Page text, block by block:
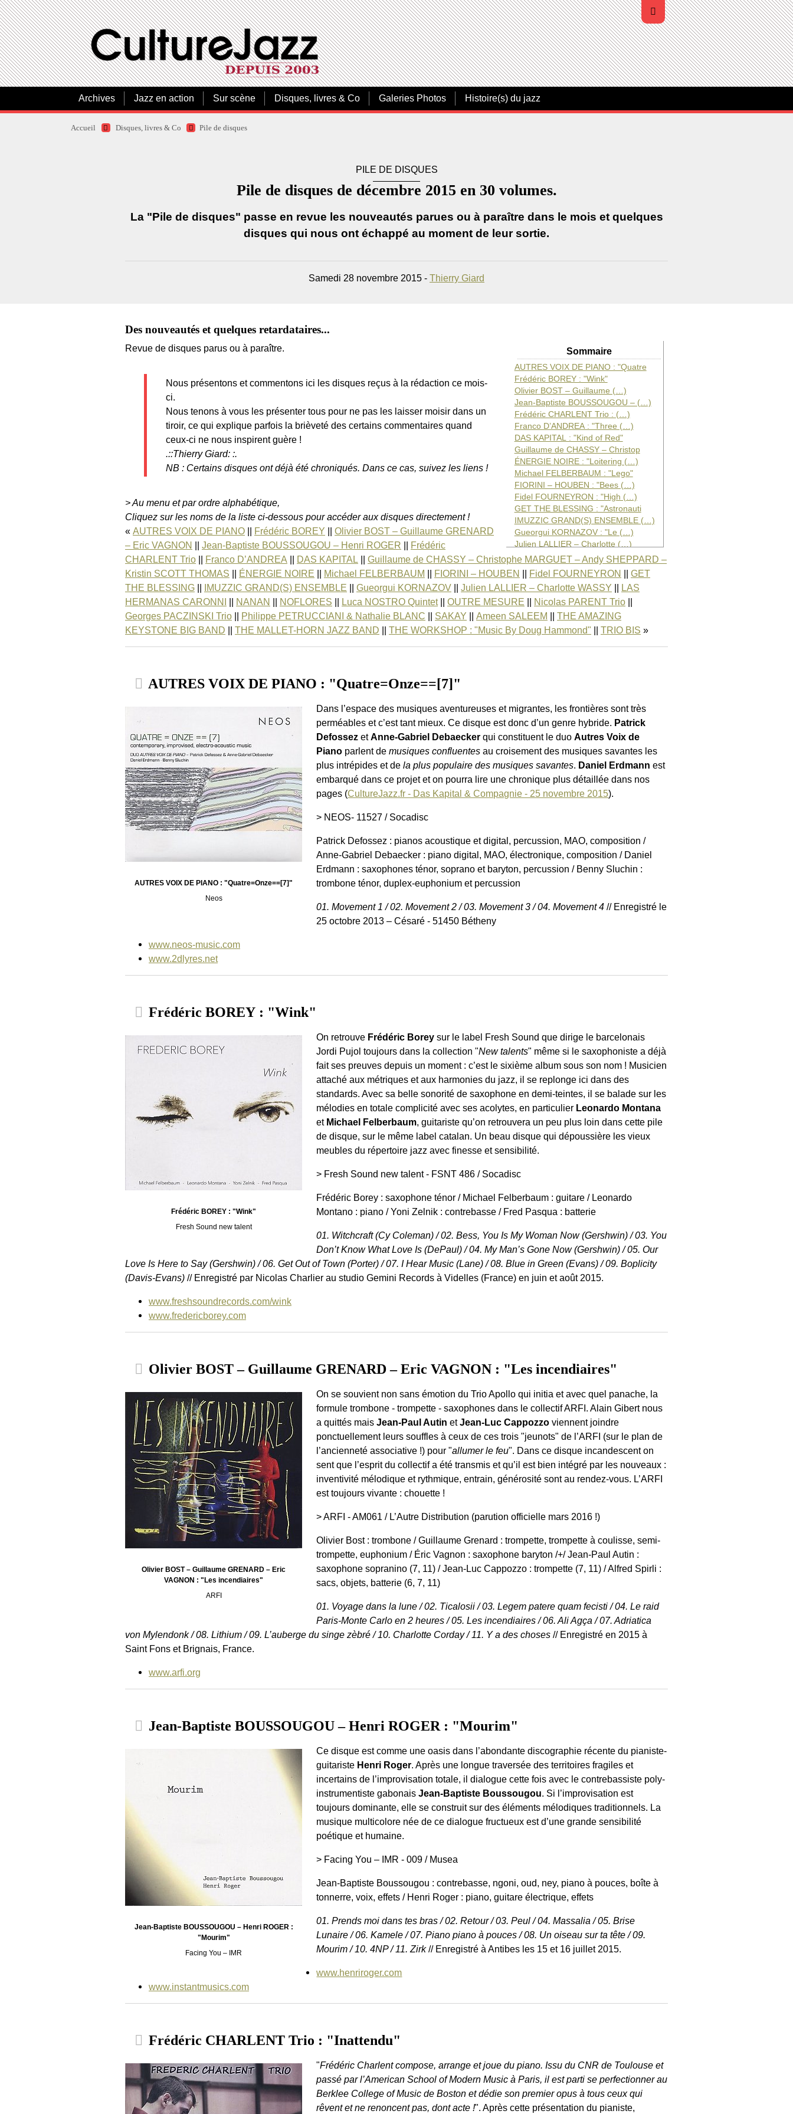
Archives Jazz en action Sur scène Disques, livres & Co Galeries Photos Histoire(s) du jazz
Accueil Disques, livres & Co Pile de disques
PILE DE DISQUES
Pile de disques de décembre 2015 en 30 volumes.
La "Pile de disques" passe en revue les nouveautés parues ou à paraître dans le mois et quelques
disques qui nous ont échappé au moment de leur sortie.
Samedi 28 novembre 2015 - Thierry Giard
Des nouveautés et quelques retardataires...
Sommaire
AUTRES VOIX DE PIANO : "Quatre
Frédéric BOREY : "Wink"
Olivier BOST – Guillaume (…)
Jean-Baptiste BOUSSOUGOU – (…)
Frédéric CHARLENT Trio : (…)
Franco D’ANDREA : "Three (…)
DAS KAPITAL : "Kind of Red"
Guillaume de CHASSY – Christop
ÉNERGIE NOIRE : "Loitering (…)
Michael FELBERBAUM : "Lego"
FIORINI – HOUBEN : "Bees (…)
Fidel FOURNEYRON : "High (…)
GET THE BLESSING : "Astronauti
IMUZZIC GRAND(S) ENSEMBLE (…)
Gueorgui KORNAZOV : "Le (…)
Julien LALLIER – Charlotte (…)
LAS HERMANAS CARONNI : "Navega
NOFLORES : "Let Them Come"
Luca NOSTRO Quintet : "Are (…)
OUTRE MESURE : "La Ligne (…)
Nicolas PARENT Trio : "Tori"
Georges PACZINSKI Trio : (…)
TRIO BIS : "Live"
Revue de disques parus ou à paraître.
Nous présentons et commentons ici les disques reçus à la rédaction ce mois-
ci.
Nous tenons à vous les présenter tous pour ne pas les laisser moisir dans un
tiroir, ce qui explique parfois la brièveté des certains commentaires quand
ceux-ci ne nous inspirent guère !
.::Thierry Giard: :.
NB : Certains disques ont déjà été chroniqués. Dans ce cas, suivez les liens !
> Au menu et par ordre alphabétique,
Cliquez sur les noms de la liste ci-dessous pour accéder aux disques directement !
AUTRES VOIX DE PIANO
Frédéric BOREY
Olivier BOST – Guillaume GRENARD
– Eric VAGNON
Jean-Baptiste BOUSSOUGOU – Henri ROGER
Frédéric
CHARLENT Trio
Franco D’ANDREA DAS KAPITAL
Guillaume de CHASSY – Christophe MARGUET – Andy SHEPPARD –
Kristin SCOTT THOMAS
ÉNERGIE NOIRE Michael FELBERBAUM FIORINI – HOUBEN Fidel FOURNEYRON
GET
THE BLESSING
IMUZZIC GRAND(S) ENSEMBLE Gueorgui KORNAZOV Julien LALLIER – Charlotte WASSY
LAS
HERMANAS CARONNI
NANAN NOFLORES Luca NOSTRO Quintet|| OUTRE MESURE Nicolas PARENT Trio
Georges PACZINSKI Trio
Philippe PETRUCCIANI & Nathalie BLANC SAKAY Ameen SALEEM
THE AMAZING
KEYSTONE BIG BAND
THE MALLET-HORN JAZZ BAND THE WORKSHOP : "Music By Doug Hammond" TRIO BIS
AUTRES VOIX DE PIANO : "Quatre=Onze==[7]"
AUTRES VOIX DE PIANO : "Quatre=Onze==[7]"
Neos
Dans l’espace des musiques aventureuses et migrantes, les frontières sont très
perméables et c’est tant mieux. Ce disque est donc d’un genre hybride. Patrick
Defossez etAnne-Gabriel Debaecker qui constituent le duoAutres Voix de
Piano parlent demusiques confluentes au croisement des musiques savantes les
plus intrépides et dela plus populaire des musiques savantes. Daniel Erdmann est
embarqué dans ce projet et on pourra lire une chronique plus détaillée dans nos
pages (CultureJazz.fr - Das Kapital & Compagnie - 25 novembre 2015).
> NEOS- 11527 / Socadisc
Patrick Defossez : pianos acoustique et digital, percussion, MAO, composition /
Anne-Gabriel Debaecker : piano digital, MAO, électronique, composition / Daniel
Erdmann : saxophones ténor, soprano et baryton, percussion / Benny Sluchin :
trombone ténor, duplex-euphonium et percussion
01. Movement 1 / 02. Movement 2 / 03. Movement 3 / 04. Movement 4// Enregistré le
25 octobre 2013 – Césaré - 51450 Bétheny
www.neos-music.com
www.2dlyres.net
Frédéric BOREY : "Wink"
Frédéric BOREY : "Wink"
Fresh Sound new talent
On retrouve Frédéric Borey sur le label Fresh Sound que dirige le barcelonais
Jordi Pujol toujours dans la collection "New talents" même si le saxophoniste a déjà
fait ses preuves depuis un moment : c’est le sixième album sous son nom ! Musicien
attaché aux métriques et aux harmonies du jazz, il se replonge ici dans des
standards. Avec sa belle sonorité de saxophone en demi-teintes, il se balade sur les
mélodies en totale complicité avec ses acolytes, en particulier Leonardo Montana
et Michael Felberbaum, guitariste qu’on retrouvera un peu plus loin dans cette pile
de disque, sur le même label catalan. Un beau disque qui dépoussière les vieux
meubles du répertoire jazz avec finesse et sensibilité.
> Fresh Sound new talent - FSNT 486 / Socadisc
Frédéric Borey : saxophone ténor / Michael Felberbaum : guitare / Leonardo
Montano : piano / Yoni Zelnik : contrebasse / Fred Pasqua : batterie
01. Witchcraft (Cy Coleman) / 02. Bess, You Is My Woman Now (Gershwin) / 03. You
Don’t Know What Love Is (DePaul) / 04. My Man’s Gone Now (Gershwin) / 05. Our
Love Is Here to Say (Gershwin) / 06. Get Out of Town (Porter) / 07. I Hear Music (Lane) / 08. Blue in Green (Evans) / 09. Boplicity
(Davis-Evans) // Enregistré par Nicolas Charlier au studio Gemini Records à Videlles (France) en juin et août 2015.
www.freshsoundrecords.com/wink
www.fredericborey.com
Olivier BOST – Guillaume GRENARD – Eric VAGNON : "Les incendiaires"
Olivier BOST – Guillaume GRENARD – Eric
VAGNON : "Les incendiaires"
ARFI
On se souvient non sans émotion du Trio Apollo qui initia et avec quel panache, la
formule trombone - trompette - saxophones dans le collectif ARFI. Alain Gibert nous
a quittés maisJean-Paul Autin etJean-Luc Cappozzo viennent joindre
ponctuellement leurs souffles à ceux de ces trois "jeunots" de l’ARFI (sur le plan de
l’ancienneté associative !) pour "allumer le feu". Dans ce disque incandescent on
sent que l’esprit du collectif a été transmis et qu’il est bien intégré par les nouveaux :
inventivité mélodique et rythmique, entrain, générosité sont au rendez-vous. L’ARFI
est toujours vivante : chouette !
> ARFI - AM061 / L’Autre Distribution (parution officielle mars 2016 !)
Olivier Bost : trombone / Guillaume Grenard : trompette, trompette à coulisse, semi-
trompette, euphonium / Éric Vagnon : saxophone baryton /+/ Jean-Paul Autin :
saxophone sopranino (7, 11) / Jean-Luc Cappozzo : trompette (7, 11) / Alfred Spirli :
sacs, objets, batterie (6, 7, 11)
01. Voyage dans la lune / 02. Ticalosii / 03. Legem patere quam fecisti / 04. Le raid
Paris-Monte Carlo en 2 heures / 05. Les incendiaires / 06. Ali Agça / 07. Adriatica
von Mylendonk / 08. Lithium / 09. L’auberge du singe zèbré / 10. Charlotte Corday / 11. Y a des choses // Enregistré en 2015 à
Saint Fons et Brignais, France.
www.arfi.org
Jean-Baptiste BOUSSOUGOU – Henri ROGER : "Mourim"
Jean-Baptiste BOUSSOUGOU – Henri ROGER :
"Mourim"
Facing You – IMR
Ce disque est comme une oasis dans l’abondante discographie récente du pianiste-
guitariste Henri Roger. Après une longue traversée des territoires fragiles et
incertains de l’improvisation totale, il dialogue cette fois avec le contrebassiste poly-
instrumentiste gabonaisJean-Baptiste Boussougou. Si l’improvisation est
toujours dominante, elle se construit sur des éléments mélodiques traditionnels. La
musique multicolore née de ce dialogue fructueux est d’une grande sensibilité
poétique et humaine.
> Facing You – IMR - 009 / Musea
Jean-Baptiste Boussougou : contrebasse, ngoni, oud, ney, piano à pouces, boîte à
tonnerre, voix, effets / Henri Roger : piano, guitare électrique, effets
01. Prends moi dans tes bras / 02. Retour / 03. Peul / 04. Massalia / 05. Brise
Lunaire / 06. Kamele / 07. Piano piano à pouces / 08. Un oiseau sur ta tête / 09.
Mourim / 10. 4NP / 11. Zirk// Enregistré à Antibes les 15 et 16 juillet 2015.
www.henriroger.com
www.instantmusics.com
Frédéric CHARLENT Trio : "Inattendu"
"Frédéric Charlent compose, arrange et joue du piano. Issu du CNR de Toulouse et
passé par l’American School of Modern Music à Paris, il est parti se perfectionner au
Berklee College of Music de Boston et dédie son premier opus à tous ceux qui
rêvent et ne renoncent pas, dont acte !". Après cette présentation du pianiste,